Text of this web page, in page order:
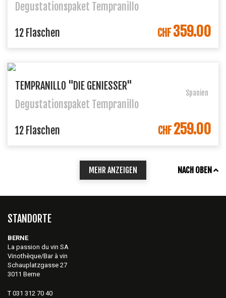
Degustationspaket Tempranillo
IN DEN WARENKORB
12 Flaschen CHF359.00
Spanien
TEMPRANILLO "DIE GENIESSER"
Degustationspaket Tempranillo
IN DEN WARENKORB
12 Flaschen CHF259.00
MEHR ANZEIGEN NACH OBEN
STANDORTE
BERNE
La passion du vin SA
Vinothèque/Bar à vin
Schauplatzgasse 27
3011 Berne
T 031 312 70 40